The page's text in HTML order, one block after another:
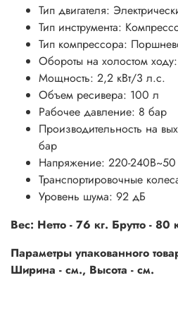
Тип двигателя:
Тип инструмента:
Тип компрессора:
Обороты на холостом
Мощность: 2,2 кВт/3 л.с.
Объем ресивера: 100 л
Рабочее давление: 8 бар
Производительность на
бар
Напряжение: 220-240В~50
Транспортировочные
Уровень шума: 92 дБ
Вес: Нетто - 76 кг. Брутто - 80
Параметры упакованного
Ширина - см., Высота - см.